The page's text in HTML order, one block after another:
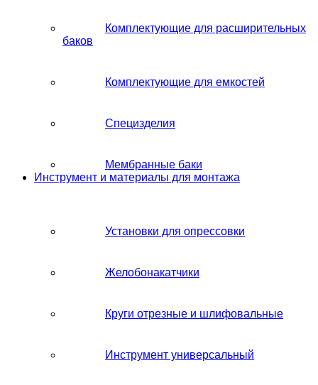
Комплектующие для расширительных
баков
Комплектующие для емкостей
Специзделия
Мембранные баки
Инструмент и материалы для монтажа
Установки для опрессовки
Желобонакатчики
Круги отрезные и шлифовальные
Инструмент универсальный